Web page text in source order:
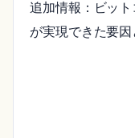
追加情報：ビッ
が実現できた要